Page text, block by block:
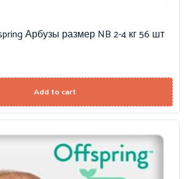
Арбузы размер NB 2-4 кг 56 шт
Add to cart